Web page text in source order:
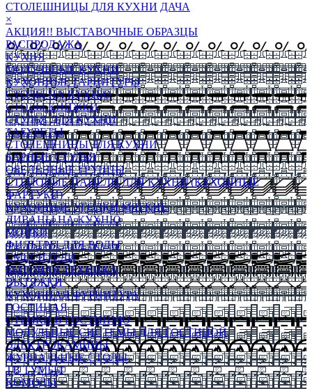
СТОЛЕШНИЦЫ ДЛЯ КУХНИ ДАЧА
×
АКЦИЯ!! ВЫСТАВОЧНЫЕ ОБРАЗЦЫ
РАСПРОДАЖА
КУХНЯ
МОДУЛЬНЫЕ КУХНИ
КУХОННЫЕ ГАРНИТУРЫ
СТОЛЫ НА КУХНЮ
СТОЛЫ КНИЖКИ
СТУЛЬЯ ДЛЯ КУХНИ
ТАБУРЕТЫ
СТОЛЕШНИЦЫ ДЛЯ КУХНИ
БАРНЫЕ СТУЛЬЯ
ОБЕДЕННЫЕ ГРУППЫ
СТЕНОВЫЕ ПАНЕЛИ ДЛЯ КУХНИ (КУХОННЫЕ
ФАРТУКИ)
КУХОННЫЕ УГОЛКИ МЯГКИЕ
ДИВАНЫ НА КУХНЮ
МОЙКИ
ФИЛЬТРЫ ДЛЯ ВОДЫ
СМЕСИТЕЛИ
БЫТОВАЯ ТЕХНИКА
ВЫТЯЖКИ
КУХОННАЯ ФУРНИТУРА
ГОСТИНАЯ
СТЕНКИ В ГОСТИНУЮ
МОДУЛЬНЫЕ СИСТЕМЫ ДЛЯ ГОСТИНОЙ
ЭЛЕКТРОКАМИНЫ
ЖУРНАЛЬНЫЕ СТОЛЫ
ТВ ТУМБЫ
КОМОДЫ